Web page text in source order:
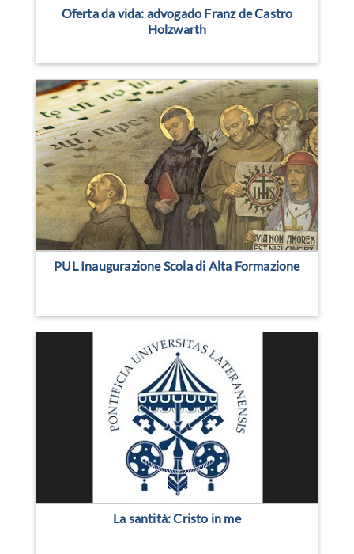
Oferta da vida: advogado Franz de Castro
Holzwarth
PUL Inaugurazione Scola di Alta Formazione
La santità: Cristo in me